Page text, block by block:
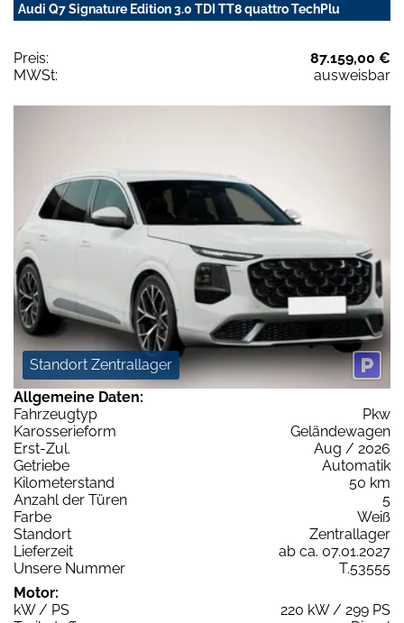
Audi Q7 Signature Edition 3.0 TDI TT8 quattro TechPlu
Preis:
87.159,00 €
MWSt:
ausweisbar
Standort Zentrallager
Allgemeine Daten:
Fahrzeugtyp
Pkw
Karosserieform
Geländewagen
Erst-Zul.
Aug / 2026
Getriebe
Automatik
Kilometerstand
50 km
Anzahl der Türen
5
Farbe
Weiß
Standort
Zentrallager
Lieferzeit
ab ca. 07.01.2027
Unsere Nummer
T.53555
Motor:
kW / PS
220 kW / 299 PS